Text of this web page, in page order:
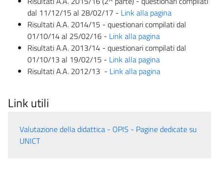
dal 11/12/15 al 28/02/17 - Link alla pagina
Risultati A.A. 2014/15 - questionari compilati dal
01/10/14 al 25/02/16 - Link alla pagina
Risultati A.A. 2013/14 - questionari compilati dal
01/10/13 al 19/02/15 - Link alla pagina
Risultati A.A. 2012/13 - Link alla pagina
Link utili
Valutazione della didattica - OPIS - Pagine dedicate su
UNICT